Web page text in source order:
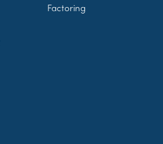
Factoring